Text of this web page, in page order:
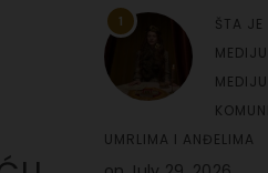
1
ŠTA JE
UMRLIMA I ANĐELIMA